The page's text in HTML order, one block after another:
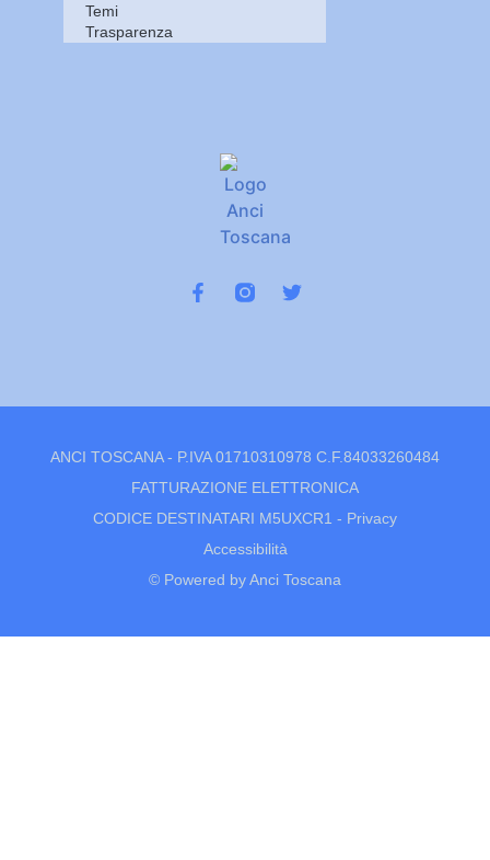
Temi
Trasparenza
ANCI TOSCANA - P.IVA 01710310978 C.F.84033260484
FATTURAZIONE ELETTRONICA
CODICE DESTINATARI M5UXCR1 - Privacy
Accessibilità
© Powered by Anci Toscana